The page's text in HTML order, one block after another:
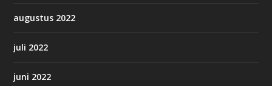
augustus 2022
juli 2022
juni 2022